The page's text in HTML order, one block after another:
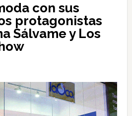
con sus
protagonistas
Sálvame y Los